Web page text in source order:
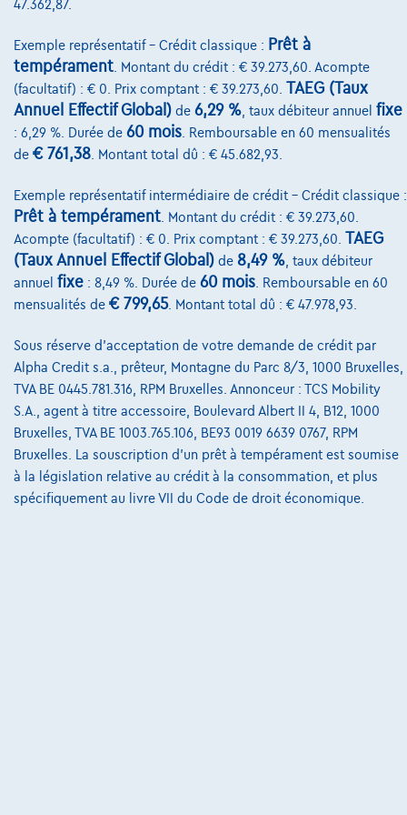
47.362,87.
Exemple représentatif – Crédit classique : Prêt à
tempérament . Montant du crédit : € 39.273,60. Acompte
(facultatif) : € 0. Prix comptant : € 39.273,60. TAEG (Taux
Annuel Effectif Global) de 6,29 % , taux débiteur annuel fixe
: 6,29 %. Durée de 60 mois . Remboursable en 60 mensualités
de € 761,38 . Montant total dû : € 45.682,93.
Exemple représentatif intermédiaire de crédit – Crédit classique :
Prêt à tempérament . Montant du crédit : € 39.273,60.
Acompte (facultatif) : € 0. Prix comptant : € 39.273,60. TAEG
(Taux Annuel Effectif Global) de 8,49 % , taux débiteur
annuel fixe : 8,49 %. Durée de 60 mois . Remboursable en 60
mensualités de € 799,65. Montant total dû : € 47.978,93.
Sous réserve d'acceptation de votre demande de crédit par
Alpha Credit s.a., prêteur, Montagne du Parc 8/3, 1000 Bruxelles,
TVA BE 0445.781.316, RPM Bruxelles. Annonceur : TCS Mobility
S.A., agent à titre accessoire, Boulevard Albert II 4, B12, 1000
Bruxelles, TVA BE 1003.765.106, BE93 0019 6639 0767, RPM
Bruxelles. La souscription d'un prêt à tempérament est soumise
à la législation relative au crédit à la consommation, et plus
spécifiquement au livre VII du Code de droit économique.
Assurance auto
Leasing
Sur Nous
Devenez client
Qui nous sommes
Charte de qualité
Nos dealers
Notre équipe
@2024 TCS Mobility SA/NV Copyright